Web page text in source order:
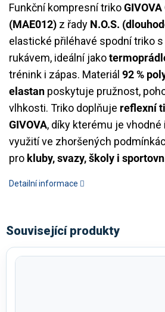
Funkční kompresní triko
(MAE012) z řady N.O.S.
elastické přiléhavé spodní triko
rukávem, ideální jako
trénink i zápas. Materiál 92 %
elastan poskytuje pružnost,
vlhkosti. Triko doplňuje reflexní
GIVOVA, díky kterému je vhodné
využití ve zhoršených
pro kluby, svazy, školy i
Detailní informace
Související produkty